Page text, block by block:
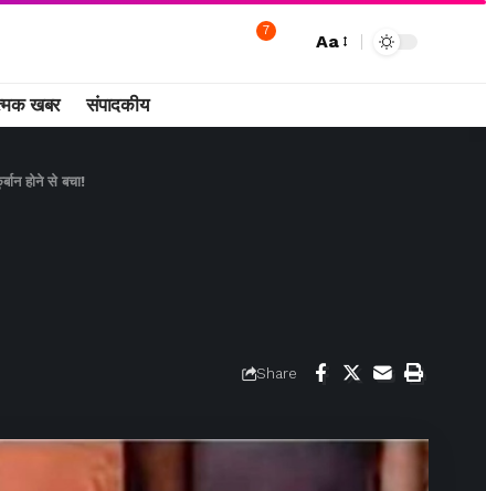
7
Aa
खबर संपादकीय
होने से बचा!
Share